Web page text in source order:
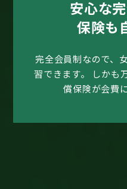
安心な
保険も
完全会員制なので、
習できます。
しかも
償保険が会費